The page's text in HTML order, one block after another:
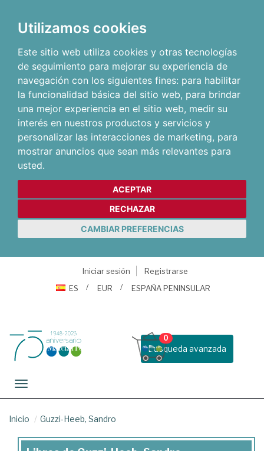
Utilizamos cookies
Este sitio web utiliza cookies y otras tecnologías
de seguimiento para mejorar su experiencia de
navegación con los siguientes fines: para habilitar
la funcionalidad básica del sitio web, para brindar
una mejor experiencia en el sitio web, medir su
interés en nuestros productos y servicios y
personalizar las interacciones de marketing, para
mostrar anuncios que sean más relevantes para
usted.
ACEPTAR
RECHAZAR
CAMBIAR PREFERENCIAS
Iniciar sesión
Registrarse
ES
EUR ESPAÑA PENINSULAR
Busqueda avanzada
0
Toggle navigation
Inicio Guzzi-Heeb, Sandro